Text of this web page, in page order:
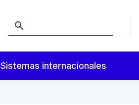
Sistemas internacionales